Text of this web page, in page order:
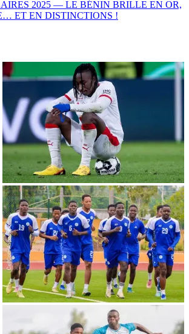
2025 — LE BÉNIN BRILLE EN OR,
ET EN DISTINCTIONS !